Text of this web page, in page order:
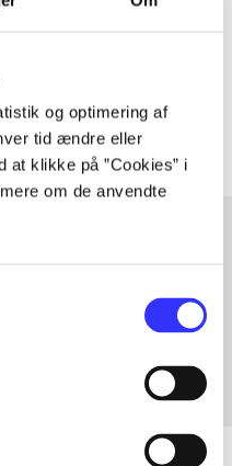
og optimering af
tid ændre eller
klikke på ”Cookies” i
om de anvendte
...